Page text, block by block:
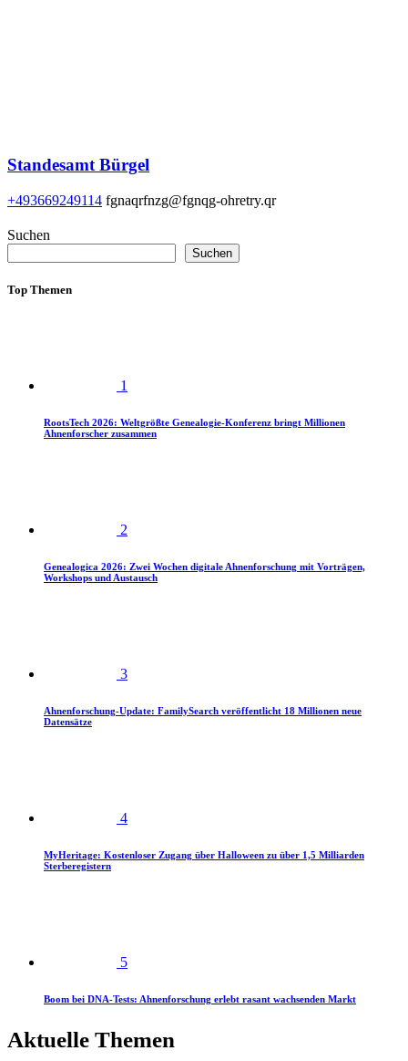
Standesamt Bürgel
+493669249114 fgnaqrfnzg@fgnqg-ohretry.qr
Suchen
Suchen
Top Themen
1
RootsTech 2026: Weltgrößte Genealogie-Konferenz bringt Millionen
Ahnenforscher zusammen
2
Genealogica 2026: Zwei Wochen digitale Ahnenforschung mit Vorträgen,
Workshops und Austausch
3
Ahnenforschung-Update: FamilySearch veröffentlicht 18 Millionen neue
Datensätze
4
MyHeritage: Kostenloser Zugang über Halloween zu über 1,5 Milliarden
Sterberegistern
5
Boom bei DNA-Tests: Ahnenforschung erlebt rasant wachsenden Markt
Aktuelle Themen